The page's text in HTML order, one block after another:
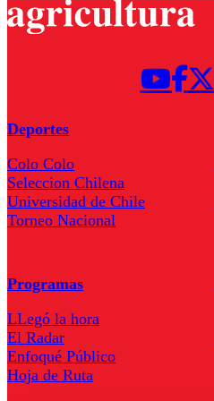
Deportes
Colo Colo
Seleccion Chilena
Universidad de Chile
Torneo Nacional
Programas
LLegó la hora
El Radar
Enfoqué Público
Hoja de Ruta